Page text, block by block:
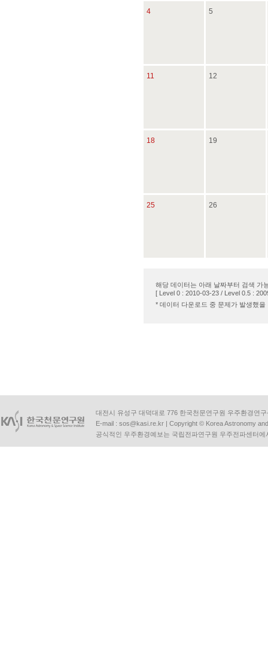
4 5
11 12
18 19
25 26
해당 데이터는 아래 날짜부터 검색 가
[ Level 0 : 2010-03-23 / Level 0.5 :
* 데이터 다운로드 중 문제가 발생했
대전시 유성구 대덕대로 776 한국천문연구원 우주환경연
E-mail : sos@kasi.re.kr | Copyright © Korea Astronomy
공식적인 우주환경예보는 국립전파연구원 우주전파센터에